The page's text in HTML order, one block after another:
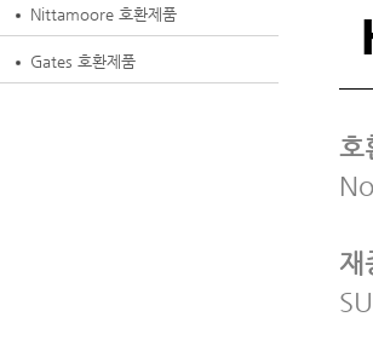
Nittamoore 호환제품
Gates 호환제품
호
재